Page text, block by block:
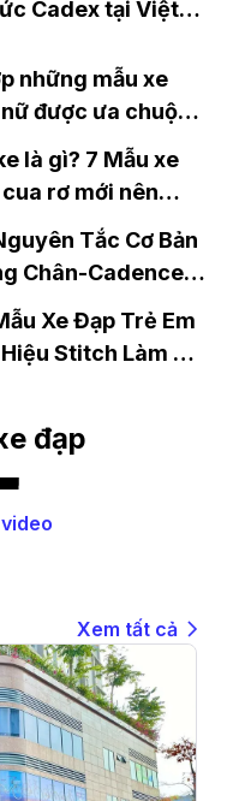
Cadex tại Việt
những mẫu xe
được ưa chuộng
là gì? 7 Mẫu xe
rơ mới nên
Tắc Cơ Bản
Chân-Cadence
Xe Đạp Trẻ Em
Stitch Làm Bé
đạp
Xem tất cả